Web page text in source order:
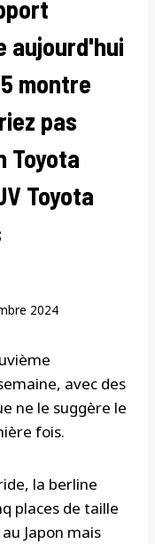
aujourd'hui
montre
pas
Toyota
Toyota
2024
avec des
ne le suggère le
fois.
la berline
places de taille
Japon mais